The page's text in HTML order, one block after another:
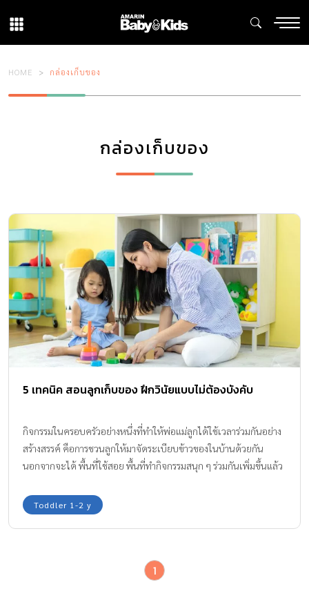
HOME กล่องเก็บของ
กล่องเก็บของ
5 เทคนิค สอนลูกเก็บของ ฝึกวินัยแบบไม่ต้องบังคับ
กิจกรรมในครอบครัวอย่างหนึ่งที่ทำให้พ่อแม่ลูกได้ใช้เวลาร่วมกันอย่าง
สร้างสรรค์ คือการชวนลูกให้มาจัดระเบียบข้าวของในบ้านด้วยกัน
นอกจากจะได้ พื้นที่ใช้สอย พื้นที่ทำกิจกรรมสนุก ๆ ร่วมกันเพิ่มขึ้นแล้ว
เรื่องใกล้ตัว สอนลูกเก็บของ ที่ใช้ในชีวิตประจำวัน เสื้อผ้าของลูกน้อย
ของเล่นของใช้ ตุ๊กตา หนังสือนิทาน เป็นต้น
Toddler 1-2 y
1